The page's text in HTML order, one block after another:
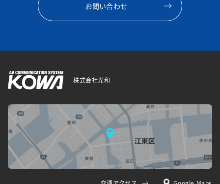
お問い合わせ
株式会社光和